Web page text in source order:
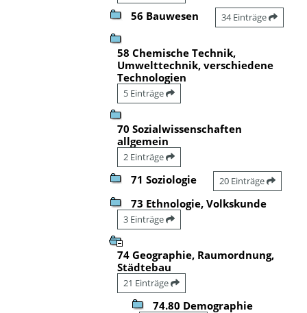
56 Bauwesen 34 Einträge
58 Chemische Technik,
Umwelttechnik, verschiedene
Technologien
5 Einträge
70 Sozialwissenschaften
allgemein
2 Einträge
71 Soziologie 20 Einträge
73 Ethnologie, Volkskunde
3 Einträge
74 Geographie, Raumordnung,
Städtebau
21 Einträge
74.80 Demographie